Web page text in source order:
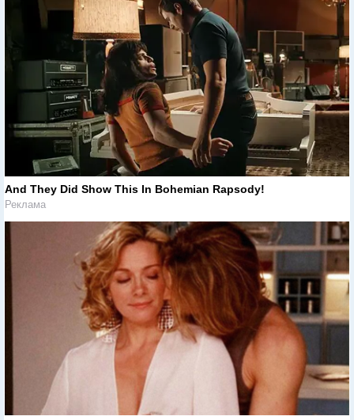
And They Did Show This In Bohemian Rapsody!
Реклама